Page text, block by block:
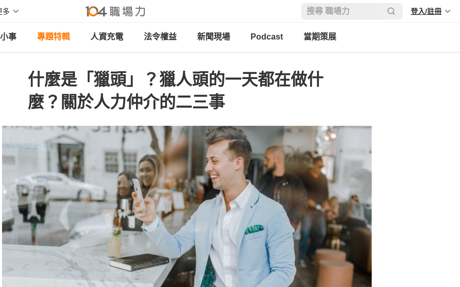
多 登入/註冊
事 專題特輯 人資充電 法令權益 新聞現場 Podcast 當期策展
什麼是「獵頭」？獵人頭的一天都在做什
麼？關於人力仲介的二三事